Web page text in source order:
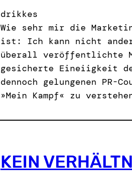
drikkes
Wie sehr mir die
ist: Ich kann nicht
überall veröffentlichte
gesicherte Eineiigkeit
dennoch gelungenen PR-
»Mein Kampf« zu
KEIN